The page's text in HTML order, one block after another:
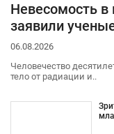
Невесомость в
заявили
06.08.2026
Человечество
тело от радиации и..